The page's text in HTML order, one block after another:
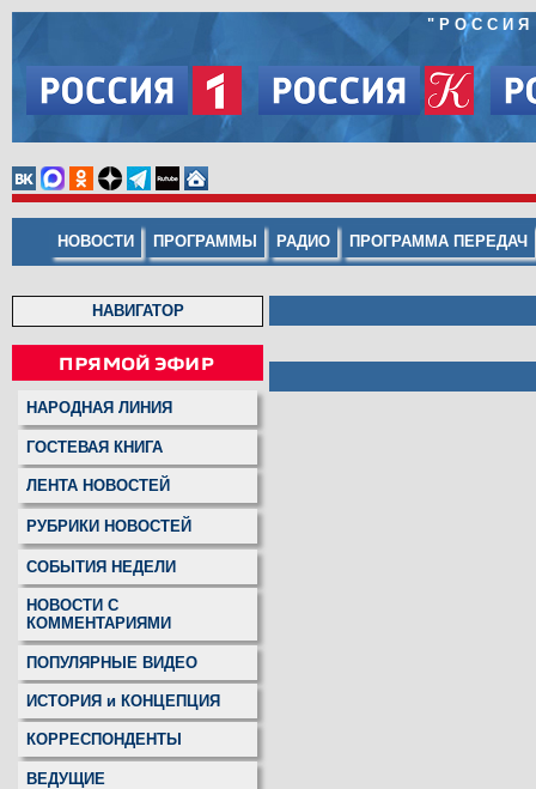
"
НОВОСТИ ПРОГРАММЫ РАДИО ПРОГРАММА ПЕРЕДАЧ
НАВИГАТОР
НАРОДНАЯ ЛИНИЯ
ГОСТЕВАЯ КНИГА
ЛЕНТА НОВОСТЕЙ
РУБРИКИ НОВОСТЕЙ
СОБЫТИЯ НЕДЕЛИ
НОВОСТИ С
КОММЕНТАРИЯМИ
ПОПУЛЯРНЫЕ ВИДЕО
ИСТОРИЯ и КОНЦЕПЦИЯ
КОРРЕСПОНДЕНТЫ
ВЕДУЩИЕ